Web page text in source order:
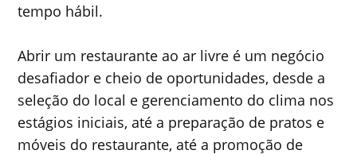
tempo hábil.
Abrir um restaurante ao ar livre é um negócio
desafiador e cheio de oportunidades, desde a
seleção do local e gerenciamento do clima nos
estágios iniciais, até a preparação de pratos e
móveis do restaurante, até a promoção de